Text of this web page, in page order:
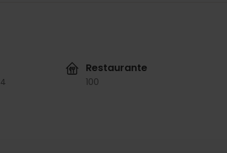
Restaurante
100